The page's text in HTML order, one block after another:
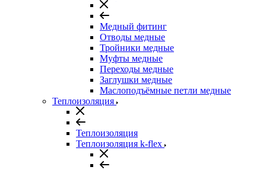
Медный фитинг
Отводы медные
Тройники медные
Муфты медные
Переходы медные
Заглушки медные
Маслоподъёмные петли медные
Теплоизоляция
Теплоизоляция
Теплоизоляция k-flex